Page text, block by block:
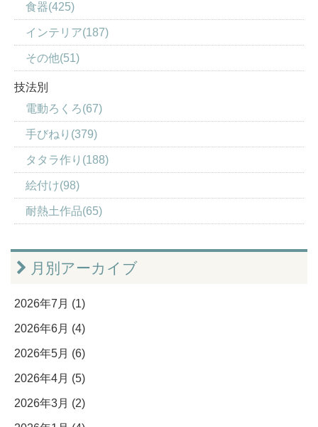
食器(425)
インテリア(187)
その他(51)
技法別
電動ろくろ(67)
手びねり(379)
タタラ作り(188)
絵付け(98)
耐熱土作品(65)
月別アーカイブ
2026年7月 (1)
2026年6月 (4)
2026年5月 (6)
2026年4月 (5)
2026年3月 (2)